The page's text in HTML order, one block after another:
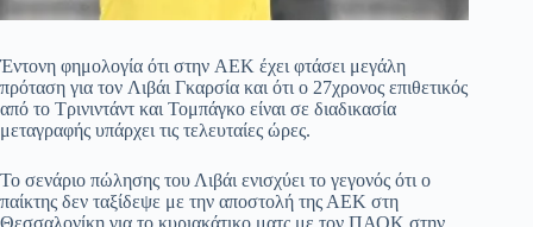
Έντονη φημολογία ότι στην ΑΕΚ έχει φτάσει μεγάλη
πρόταση για τον Λιβάι Γκαρσία και ότι ο 27χρονος επιθετικός
από το Τρινιντάντ και Τομπάγκο είναι σε διαδικασία
μεταγραφής υπάρχει τις τελευταίες ώρες.
Το σενάριο πώλησης του Λιβάι ενισχύει το γεγονός ότι ο
παίκτης δεν ταξίδεψε με την αποστολή της ΑΕΚ στη
Θεσσαλονίκη για το κυριακάτικο ματς με τον ΠΑΟΚ στην